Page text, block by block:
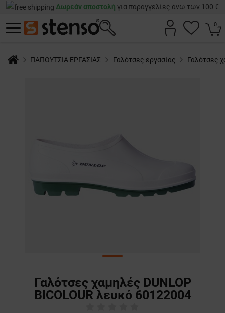
Δωρεάν αποστολή για παραγγελίες άνω των 100 €
0
ΠΑΠΟΥΤΣΙΑ ΕΡΓΑΣΙΑΣ Γαλότσες εργασίας Γαλότσες
Γαλότσες χαμηλές DUNLOP
BICOLOUR λευκό 60122004